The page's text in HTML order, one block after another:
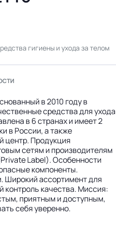
гигиены и ухода за телом
в 2010 году в
средства для ухода
в 6 странах и имеет 2
в России, а также
центр. Продукция
сетям и производителям
Label). Особенности
компоненты.
Широкий ассортимент для
контроль качества. Миссия:
приятным и доступным,
себя уверенно.